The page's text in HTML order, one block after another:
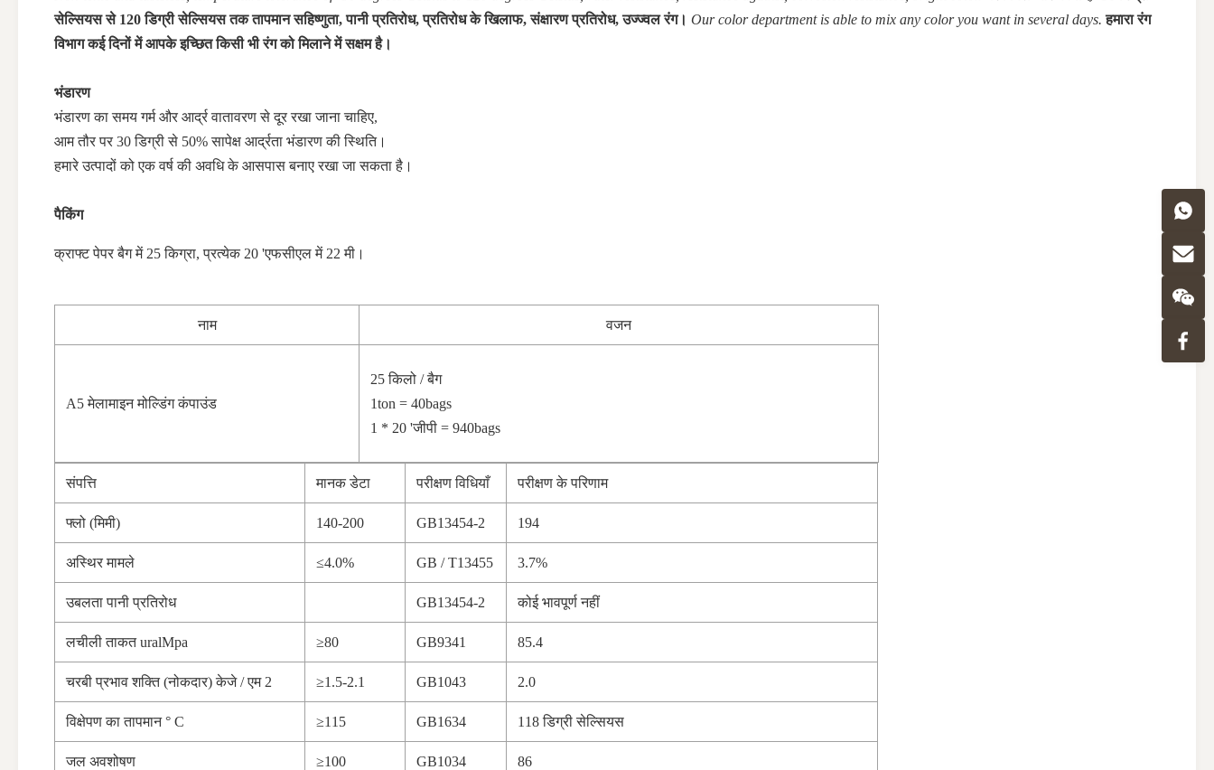
सेल्सियस से 120 डिग्री सेल्सियस तक तापमान सहिष्णुता, पानी प्रतिरोध, प्रतिरोध के खिलाफ, संक्षारण प्रतिरोध, उज्ज्वल रंग। Our color department is able to mix any color you want in several days. हमारा रंग
विभाग कई दिनों में आपके इच्छित किसी भी रंग को मिलाने में सक्षम है।
भंडारण
भंडारण का समय गर्म और आर्द्र वातावरण से दूर रखा जाना चाहिए,
आम तौर पर 30 डिग्री से 50% सापेक्ष आर्द्रता भंडारण की स्थिति।
हमारे उत्पादों को एक वर्ष की अवधि के आसपास बनाए रखा जा सकता है।
पैकिंग
क्राफ्ट पेपर बैग में 25 किग्रा, प्रत्येक 20 'एफसीएल में 22 मी।
नाम वजन
A5 मेलामाइन मोल्डिंग कंपाउंड
25 किलो / बैग
1ton = 40bags
1 * 20 'जीपी = 940bags
संपत्ति मानक डेटा परीक्षण विधियाँ परीक्षण के परिणाम
फ्लो (मिमी) 140-200 GB13454-2 194
अस्थिर मामले ≤4.0% GB / T13455 3.7%
उबलता पानी प्रतिरोध GB13454-2 कोई भावपूर्ण नहीं
लचीली ताकत uralMpa ≥80 GB9341 85.4
चरबी प्रभाव शक्ति (नोकदार) केजे / एम 2 ≥1.5-2.1 GB1043 2.0
विक्षेपण का तापमान ° C ≥115 GB1634 118 डिग्री सेल्सियस
जल अवशोषण ≥100 GB1034 86